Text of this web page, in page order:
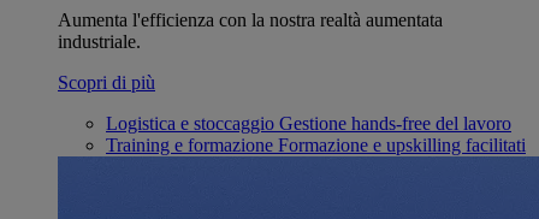
Aumenta l'efficienza con la nostra realtà aumentata
industriale.
Scopri di più
Logistica e stoccaggio Gestione hands-free del lavoro
Training e formazione Formazione e upskilling facilitati